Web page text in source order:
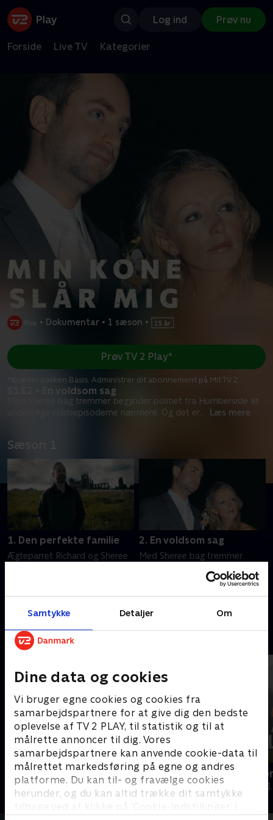
Samtykke Detaljer Om
Dine data og cookies
Vi bruger egne cookies og cookies fra
samarbejdspartnere for at give dig den bedste
oplevelse af TV 2 PLAY, til statistik og til at
målrette annoncer til dig. Vores
samarbejdspartnere kan anvende cookie-data til
målrettet markedsføring på egne og andres
platforme. Du kan til- og fravælge cookies
herunder, og du kan altid trække dit samtykke
tilbage ved at klikke på ’Cookie-indstillinger’ i
Log ind Prøv nu
Forside Live TV Kategorier
• Dokumentar • 1 sæson •
S1:E2 • En voldsom sag
Med Sheree bag tremmer begynder politiet fra Humberside at
undersøge voldsepisoderne nærmere. Og det er... Læs mere
Prøv TV 2 Play*
*Kræver pakken Basis. Administrer dit abonnement på Mit TV 2.
Sæson 1
1. Den perfekte familie
Ægteparret Richard og Sheree
gentagne gange.
2. En voldsom sag
Med Sheree bag tremmer
Humberside at undersøge
er blevet udsat for i to årtier.
Andre så også
Pigen på den lukkede
Dokumentar • 1 sæsoner
Snydt af
Dokumentar •